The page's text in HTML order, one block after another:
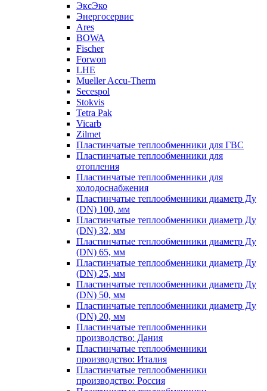
ЭксЭко
Энергосервис
Ares
BOWA
Fischer
Forwon
LHE
Mueller Accu-Therm
Secespol
Stokvis
Tetra Pak
Vicarb
Zilmet
Пластинчатые теплообменники для ГВС
Пластинчатые теплообменники для
отопления
Пластинчатые теплообменники для
холодоснабжения
Пластинчатые теплообменники диаметр Ду
(DN) 100, мм
Пластинчатые теплообменники диаметр Ду
(DN) 32, мм
Пластинчатые теплообменники диаметр Ду
(DN) 65, мм
Пластинчатые теплообменники диаметр Ду
(DN) 25, мм
Пластинчатые теплообменники диаметр Ду
(DN) 50, мм
Пластинчатые теплообменники диаметр Ду
(DN) 20, мм
Пластинчатые теплообменники
производство: Дания
Пластинчатые теплообменники
производство: Италия
Пластинчатые теплообменники
производство: Россия